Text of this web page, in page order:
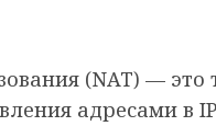
(NAT) — это
адресами в